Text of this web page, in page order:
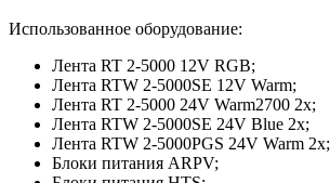
Использованное оборудование:
Лента RT 2-5000 12V RGB;
Лента RTW 2-5000SE 12V Warm;
Лента RT 2-5000 24V Warm2700 2x;
Лента RTW 2-5000SE 24V Blue 2x;
Лента RTW 2-5000PGS 24V Warm 2x;
Блоки питания ARPV;